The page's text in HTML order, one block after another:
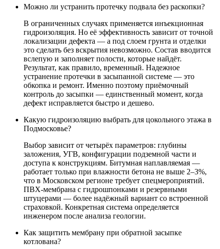
Можно ли устранить протечку подвала без раскопки?
В ограниченных случаях применяется инъекционная
гидроизоляция. Но её эффективность зависит от точной
локализации дефекта — а под слоем грунта и отделки
это сделать без вскрытия невозможно. Состав вводится
вслепую и заполняет полости, которые найдёт.
Результат, как правило, временный. Надежное
устранение протечки в засыпанной системе — это
обкопка и ремонт. Именно поэтому приёмочный
контроль до засыпки — единственный момент, когда
дефект исправляется быстро и дешево.
Какую гидроизоляцию выбрать для цокольного этажа в
Подмосковье?
Выбор зависит от четырёх параметров: глубины
заложения, УГВ, конфигурации подземной части и
доступа к конструкциям. Битумная наплавляемая —
работает только при влажности бетона не выше 2–3%,
что в Московском регионе требует спецмероприятий.
ПВХ-мембрана с гидрошпонками и резервными
штуцерами — более надёжный вариант со встроенной
страховкой. Конкретная система определяется
инженером после анализа геологии.
Как защитить мембрану при обратной засыпке
котлована?